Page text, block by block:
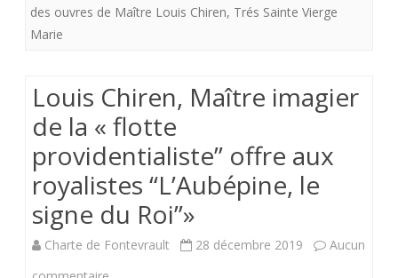
signe
des ouvres de Maître Louis Chiren, Trés Sainte Vierge
Marie
Louis Chiren, Maître imagier
de la « flotte
providentialiste” offre aux
royalistes “L’Aubépine, le
signe du Roi”»
Charte de Fontevrault 28 décembre 2019
Aucun